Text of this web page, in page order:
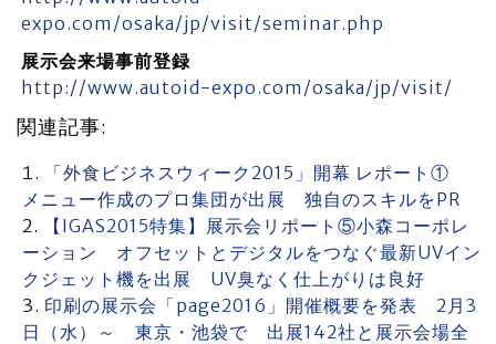
expo.com/osaka/jp/visit/seminar.php
展示会来場事前登録
http://www.autoid-expo.com/osaka/jp/visit/
関連記事:
「外食ビジネスウィーク2015」開幕 レポート①
メニュー作成のプロ集団が出展 独自のスキルをPR
【IGAS2015特集】展示会リポート⑤小森コーポレ
ーション オフセットとデジタルをつなぐ最新UVイン
クジェット機を出展 UV臭なく仕上がりは良好
印刷の展示会「page2016」開催概要を発表 2月3
日（水）～ 東京・池袋で 出展142社と展示会場全